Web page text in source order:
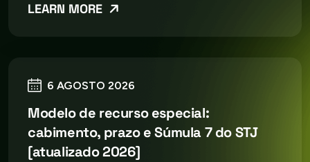
LEARN MORE
6 AGOSTO 2026
Modelo de recurso especial:
cabimento, prazo e Súmula 7 do STJ
[atualizado 2026]